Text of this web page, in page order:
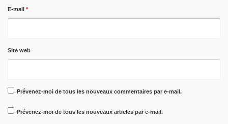
E-mail *
Site web
Prévenez-moi de tous les nouveaux commentaires par e-mail.
Prévenez-moi de tous les nouveaux articles par e-mail.